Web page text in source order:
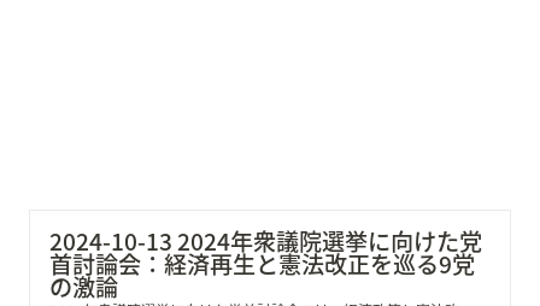
2024-10-13 2024年衆議院選挙に向けた党
首討論会：経済再生と憲法改正を巡る9党
の激論